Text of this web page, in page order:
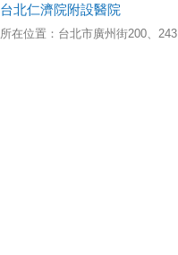
台北仁濟院附設醫院
所在位置：台北市廣州街200、